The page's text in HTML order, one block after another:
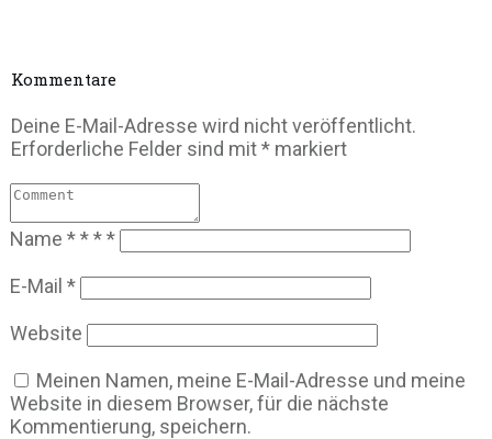
Kommentare
Deine E-Mail-Adresse wird nicht veröffentlicht.
Erforderliche Felder sind mit* markiert
Name ****
E-Mail *
Website
Meinen Namen, meine E-Mail-Adresse und meine
Website in diesem Browser, für die nächste
Kommentierung, speichern.